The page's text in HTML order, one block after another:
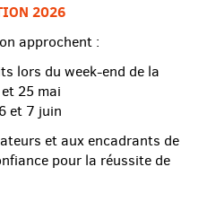
2026
approchent :
lors du week-end de la
25 mai
et 7 juin
et aux encadrants de
pour la réussite de